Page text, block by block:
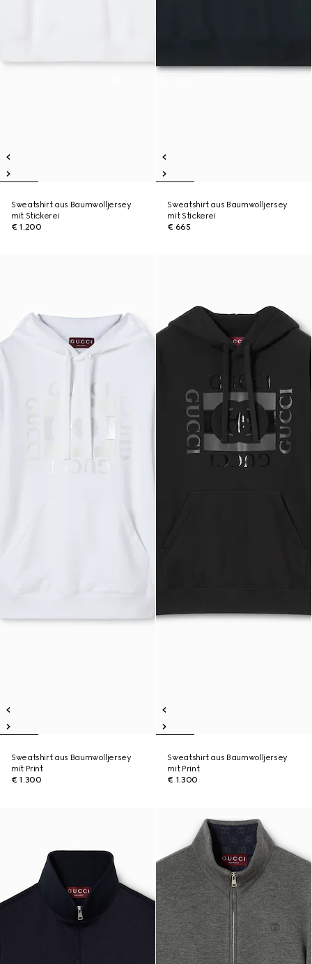
Sweatshirt aus Baumwolljersey
mit Stickerei
€ 1.200
Sweatshirt aus Baumwolljersey
mit Stickerei
€ 665
Sweatshirt aus Baumwolljersey
mit Print
€ 1.300
Sweatshirt aus Baumwolljersey
mit Print
€ 1.300